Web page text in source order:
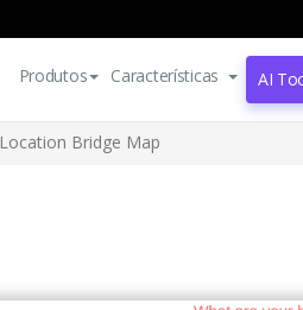
Produtos Características AI
Location Bridge Map